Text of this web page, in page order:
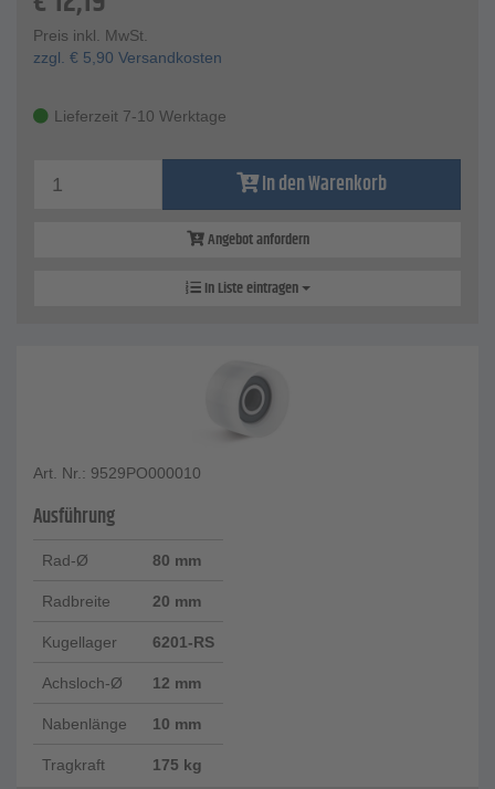
Preis inkl. MwSt.
zzgl. € 5,90 Versandkosten
Lieferzeit 7-10 Werktage
In den Warenkorb
Angebot anfordern
In Liste eintragen
Art. Nr.: 9529PO000010
Ausführung
Rad-Ø 80 mm
Radbreite 20 mm
Kugellager 6201-RS
Achsloch-Ø 12 mm
Nabenlänge 10 mm
Tragkraft 175 kg